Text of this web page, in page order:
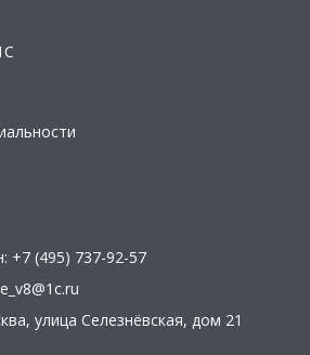
+7 (495) 737-92-57
, улица Селезнёвская, дом 21